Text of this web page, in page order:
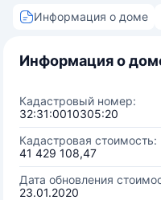
Информация о доме
Информация о
Кадастровый номер:
32:31:0010305:20
Кадастровая стоимость:
41 429 108,47
Дата обновления
23.01.2020